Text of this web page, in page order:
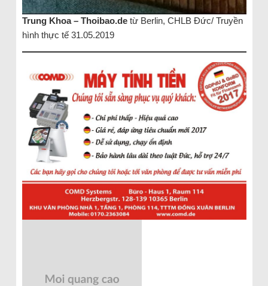
Trung Khoa – Thoibao.detừ Berlin, CHLB Đức/ Truyền
hình thực tế 31.05.2019